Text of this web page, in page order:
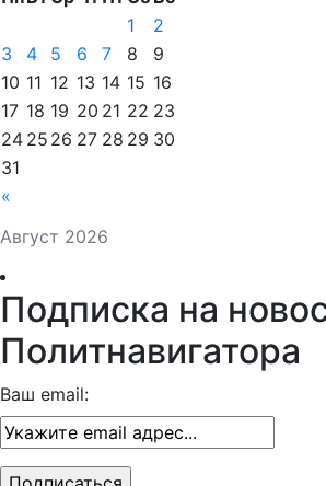
Август 2026
«
1
2
3
4 5 6 7 8
9
10 11 12 13 14 15 16
17 18 19 20 21 22 23
24 25 26 27 28 29 30
31
Подписка на
Политнавигатора
Ваш email: